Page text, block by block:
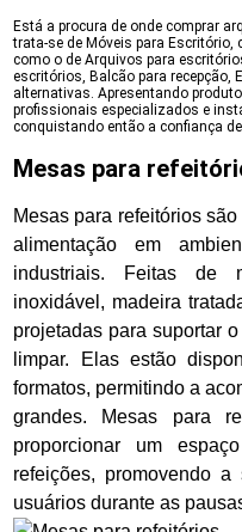
Está a procura de onde comprar
trata-se de Móveis para Escritório,
como o de Arquivos para
escritórios, Balcão para recepção,
alternativas. Apresentando
profissionais especializados e
conquistando então a confiança
Mesas para
Mesas para refeitórios
alimentação em
industriais. Feitas de
inoxidável, madeira
projetadas para suportar
limpar. Elas estão
formatos, permitindo a
grandes. Mesas para
proporcionar um
refeições, promovendo
usuários durante as